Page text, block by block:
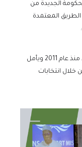
الجديدة من
المعتمدة
حالة من الانقسام السياسي منذ عام 2011 ويأمل
انتخابات